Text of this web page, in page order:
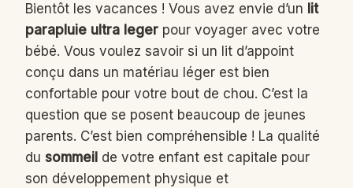
Bientôt les vacances ! Vous avez envie d’un lit
parapluie ultra leger pour voyager avec votre
bébé. Vous voulez savoir si un lit d’appoint
conçu dans un matériau léger est bien
confortable pour votre bout de chou. C’est la
question que se posent beaucoup de jeunes
parents. C’est bien compréhensible ! La qualité
du sommeil de votre enfant est capitale pour
son développement physique et